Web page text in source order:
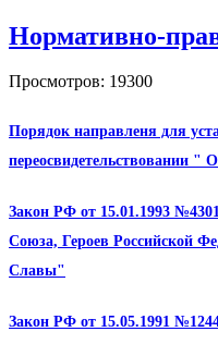
Нормативно-
Просмотров: 19300
Порядок направленя для
переосвидетельствовании "
Закон РФ от 15.01.1993
Союза, Героев Российской
Славы"
Закон РФ от 15.05.1991